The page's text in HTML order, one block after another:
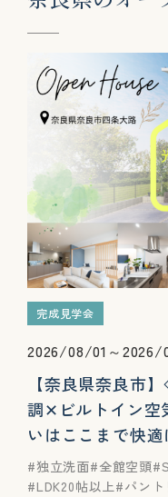
完成見学会
2026/08/01～2026/
【奈良県奈良市
調✕ビルトイン空
いはここまで快
独立洗面 全館空頭
LDK20帖以上 パント